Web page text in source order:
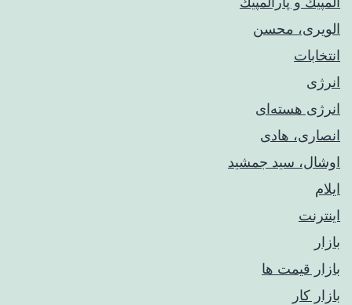
الویری، محسن
انتخابات
انرژی
انرژی هسته‌ای
انصاری، هادی
اوشال، سید جمشید
ایلام
اینترنت
بازار
بازار قیمت ها
بازار کار